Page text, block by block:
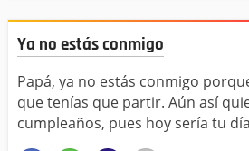
Ya no estás conmigo
Papá, ya no estás conmigo
que tenías que partir. Aún así
cumpleaños, pues hoy sería tu